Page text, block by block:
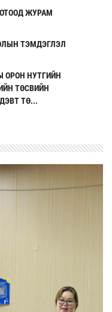
ЖУРАМ
ТЭМДЭГЛЭЛ
ОРОН НУТГИЙН
ТӨСВИЙН
ТӨ...